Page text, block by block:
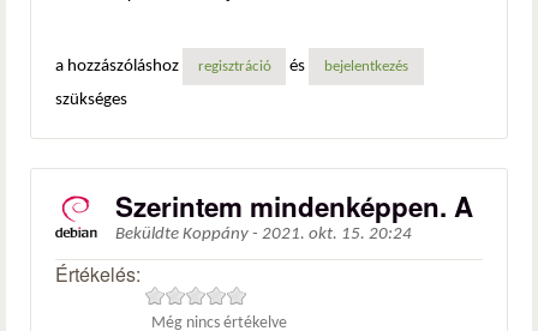
a hozzászóláshoz regisztráció és bejelentkezés
szükséges
Szerintem mindenképpen. A
Beküldte Koppány - 2021. okt. 15. 20:24
Értékelés:
Még nincs értékelve